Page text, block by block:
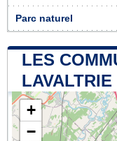
Parc naturel
LES
LAVALTRIE
+
−